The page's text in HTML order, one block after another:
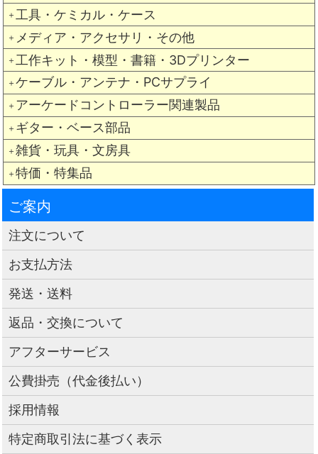
＋ 工具・ケミカル・ケース
＋ メディア・アクセサリ・その他
＋ 工作キット・模型・書籍・3Dプリンター
＋ ケーブル・アンテナ・PCサプライ
＋ アーケードコントローラー関連製品
＋ ギター・ベース部品
＋ 雑貨・玩具・文房具
＋ 特価・特集品
ご案内
注文について
お支払方法
発送・送料
返品・交換について
アフターサービス
公費掛売（代金後払い）
採用情報
特定商取引法に基づく表示